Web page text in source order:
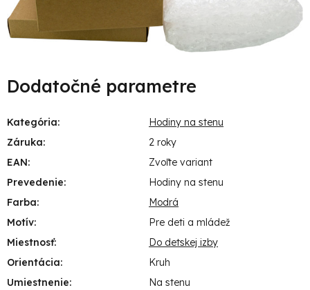
Dodatočné parametre
Kategória:
Hodiny na stenu
Záruka:
2 roky
EAN:
Zvoľte variant
Prevedenie:
Hodiny na stenu
Farba:
Modrá
Motív:
Pre deti a mládež
Miestnosť:
Do detskej izby
Orientácia:
Kruh
Umiestnenie: Na stenu